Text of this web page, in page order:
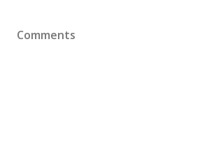
Comments